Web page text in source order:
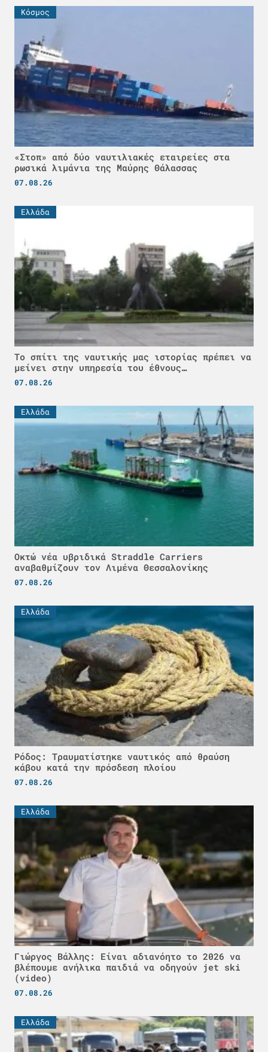
Κόσμος
«Στοπ» από δύο ναυτιλιακές εταιρείες στα
ρωσικά λιμάνια της Μαύρης Θάλασσας
07.08.26
Ελλάδα
Το σπίτι της ναυτικής μας ιστορίας πρέπει να
μείνει στην υπηρεσία του έθνους…
07.08.26
Ελλάδα
Οκτώ νέα υβριδικά Straddle Carriers
αναβαθμίζουν τον Λιμένα Θεσσαλονίκης
07.08.26
Ελλάδα
Ρόδος: Τραυματίστηκε ναυτικός από θραύση
κάβου κατά την πρόσδεση πλοίου
07.08.26
Ελλάδα
Γιώργος Βάλλης: Είναι αδιανόητο το 2026 να
βλέπουμε ανήλικα παιδιά να οδηγούν jet ski
(video)
07.08.26
Ελλάδα